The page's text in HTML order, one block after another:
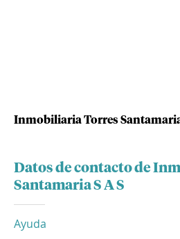
Inmobiliaria Torres Santamaria
Datos de contacto de
Santamaria S A S
Ayuda